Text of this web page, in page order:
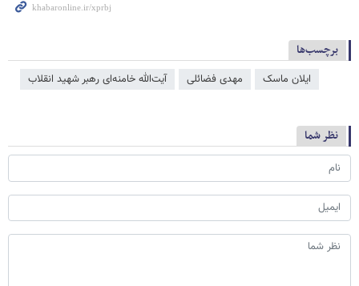
برچسب‌ها
ایلان ماسک مهدی فضائلی آیت‌الله خامنه‌ای رهبر شهید انقلاب
نظر شما